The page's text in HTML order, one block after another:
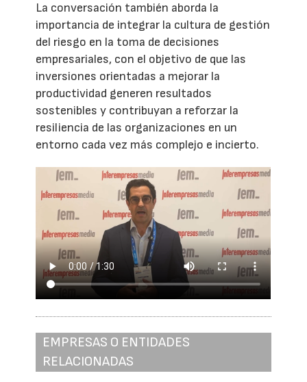
La conversación también aborda la
importancia de integrar la cultura de gestión
del riesgo en la toma de decisiones
empresariales, con el objetivo de que las
inversiones orientadas a mejorar la
productividad generen resultados
sostenibles y contribuyan a reforzar la
resiliencia de las organizaciones en un
entorno cada vez más complejo e incierto.
EMPRESAS O ENTIDADES
RELACIONADAS